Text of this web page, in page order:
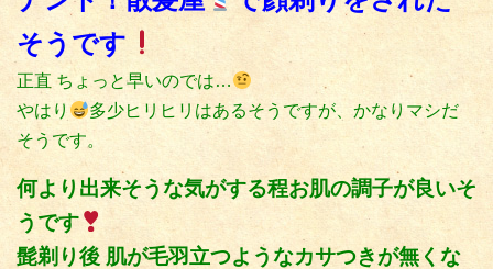
そうです
正直 ちょっと早いのでは…
やはり
多少ヒリヒリはあるそうですが、かなりマシだ
そうです。
何より出来そうな気がする程お肌の調子が良いそ
うです
髭剃り後 肌が毛羽立つようなカサつきが無くな